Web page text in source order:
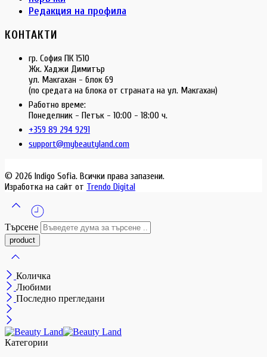
Редакция на профила
КОНТАКТИ
гр. София ПК 1510
Жк. Хаджи Димитър
ул. Макгахан - блок 69
(по средата на блока от страната на ул. Макгахан)
Работно време:
Понеделник - Петък - 10:00 - 18:00 ч.
+359 89 294 9291
support@mybeautyland.com
© 2026 Indigo Sofia. Всички права запазени.
Изработка на сайт от Trendo Digital
Търсене
Количка
Любими
Последно прегледани
Категории